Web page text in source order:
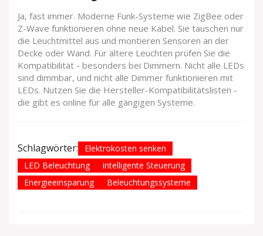
Ja, fast immer. Moderne Funk-Systeme wie ZigBee oder
Z-Wave funktionieren ohne neue Kabel. Sie tauschen nur
die Leuchtmittel aus und montieren Sensoren an der
Decke oder Wand. Für ältere Leuchten prüfen Sie die
Kompatibilität - besonders bei Dimmern. Nicht alle LEDs
sind dimmbar, und nicht alle Dimmer funktionieren mit
LEDs. Nutzen Sie die Hersteller-Kompatibilitätslisten -
die gibt es online für alle gängigen Systeme.
Schlagwörter:
Elektrokosten senken
LED Beleuchtung
intelligente Steuerung
Energieeinsparung
Beleuchtungssysteme